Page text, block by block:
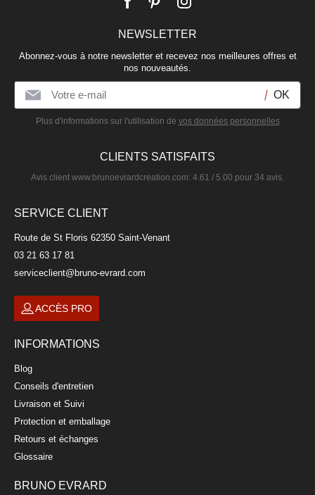
Verre à gin en verre 67cl
FLAMEL
13,30 €
NEWSLETTER
Abonnez-vous à notre newsletter et recevez nos meilleures offres et
nos nouveautés.
Plus d'informations sur l'utilisation de vos données personnelles
CLIENTS SATISFAITS
Avis client www.brunoevrardcreation.com: 4.61 / 5.00 pour 34 avis.
SERVICE CLIENT
Route de St Floris 62350 Saint-Venant
03 21 63 17 81
serviceclient@bruno-evrard.com
ACCÈS PRO
INFORMATIONS
Blog
Conseils d'entretien
Livraison et Suivi
Protection et emballage
Retours et échanges
Glossaire
BRUNO EVRARD